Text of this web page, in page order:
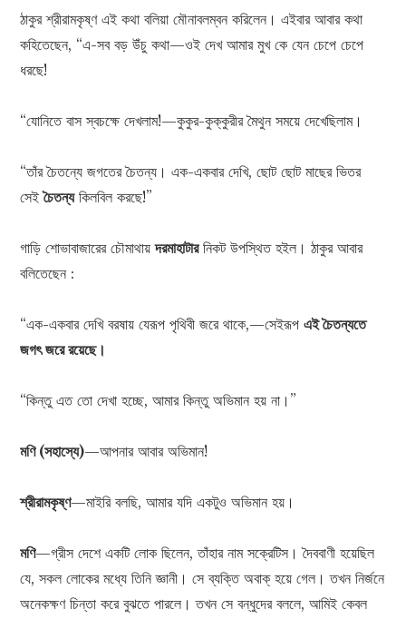
ঠাকুর শ্রীরামকৃষ্ণ এই কথা বলিয়া মৌনাবলম্বন করিলেন। এইবার আবার কথা
কহিতেছেন, “এ-সব বড় উঁচু কথা—ওই দেখ আমার মুখ কে যেন চেপে চেপে
ধরছে!
“যোনিতে বাস স্বচক্ষে দেখলাম!—কুকুর-কুক্কুরীর মৈথুন সময়ে দেখেছিলাম।
“তাঁর চৈতন্যে জগতের চৈতন্য। এক-একবার দেখি, ছোট ছোট মাছের ভিতর
সেইচৈতন্যকিলবিল করছে!”
গাড়ি শোভাবাজারের চৌমাথায়দরমাহাটারনিকট উপস্থিত হইল। ঠাকুর আবার
বলিতেছেন :
“এক-একবার দেখি বরষায় যেরূপ পৃথিবী জরে থাকে,—সেইরূপএই চৈতন্যতে
জগৎ জরে রয়েছে।
“কিন্তু এত তো দেখা হচ্ছে, আমার কিন্তু অভিমান হয় না।”
মণি (সহাস্যে)—আপনার আবার অভিমান!
শ্রীরামকৃষ্ণ—মাইরি বলছি, আমার যদি একটুও অভিমান হয়।
মণি—গ্রীস দেশে একটি লোক ছিলেন, তাঁহার নাম সক্রেটিস। দৈববাণী হয়েছিল
যে, সকল লোকের মধ্যে তিনি জ্ঞানী। সে ব্যক্তি অবাক্ হয়ে গেল। তখন নির্জনে
অনেকক্ষণ চিন্তা করে বুঝতে পারলে। তখন সে বন্ধুদের বললে, আমিই কেবল